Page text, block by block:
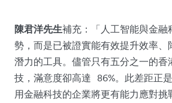
陳君洋先生補充：「人工智能與金融
勢，而是已被證實能有效提升效率、
潛力的工具。儘管只有五分之一的香
技，滿意度卻高達 86%。此差距正
用金融科技的企業將更有能力應對挑